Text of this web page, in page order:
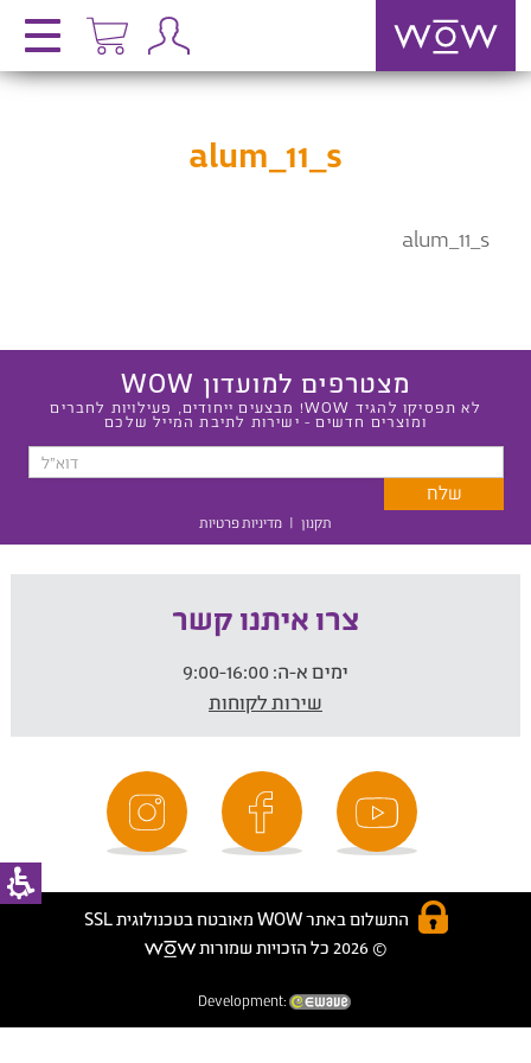
alum_11_s
alum_11_s
מצטרפים למועדון WOW
לא תפסיקו להגיד WOW! מבצעים ייחודים, פעילויות לחברים
ומוצרים חדשים - ישירות לתיבת המייל שלכם
תקנון | מדיניות פרטיות
צרו איתנו קשר
ימים א-ה:
שירות לקוחות
התשלום באתר WOW מאובטח בטכנולוגית SSL
© 2026 כל הזכויות שמורות
Development: